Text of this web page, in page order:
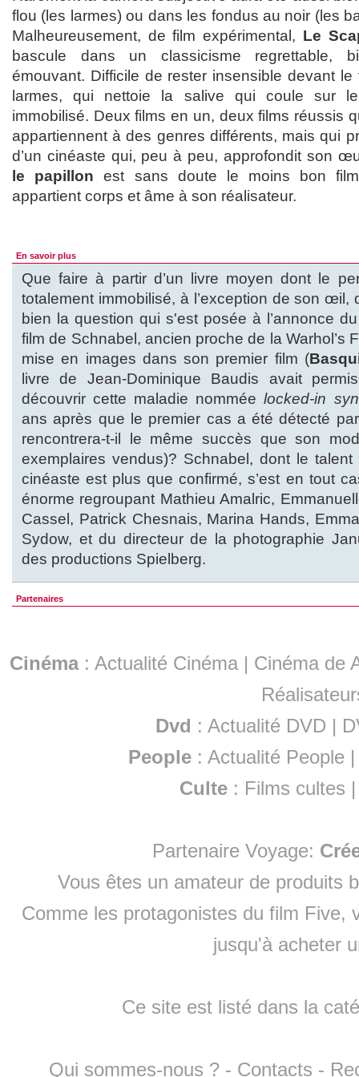
flou (les larmes) ou dans les fondus au noir (les
Malheureusement, de film expérimental, Le
bascule dans un classicisme regrettable,
émouvant. Difficile de rester insensible devant
larmes, qui nettoie la salive qui coule sur
immobilisé. Deux films en un, deux films réussis
appartiennent à des genres différents, mais qui
d’un cinéaste qui, peu à peu, approfondit son
le papillon est sans doute le moins bon
appartient corps et âme à son réalisateur.
En savoir plus
Que faire à partir d’un livre moyen dont le
totalement immobilisé, à l’exception de son œil,
bien la question qui s'est posée à l’annonce
film de Schnabel, ancien proche de la Warhol’s
mise en images dans son premier film (
livre de Jean-Dominique Baudis avait
découvrir cette maladie nomméelocked-in
ans après que le premier cas a été détecté
rencontrera-t-il le même succès que son
exemplaires vendus)? Schnabel, dont le
cinéaste est plus que confirmé, s’est en tout
énorme regroupant Mathieu Amalric,
Cassel, Patrick Chesnais, Marina Hands,
Sydow, et du directeur de la photographie
des productions Spielberg.
Partenaires
Cinéma: Actualité Cinéma | Cinéma de
Dvd : Actualité DVD |
People :Actualité People
Culte : Films cultes
Partenaire Voyage:
Vous êtes un amateur de produits
Comme les protagonistes du film Five,
jusqu'à acheter
Ce site est listé dans la
Qui sommes-nous ? - Contacts -